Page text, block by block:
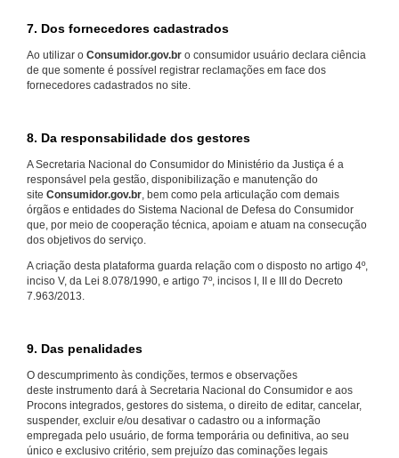
7. Dos fornecedores cadastrados
Ao utilizar o Consumidor.gov.br o consumidor usuário declara ciência
de que somente é possível registrar reclamações em face dos
fornecedores cadastrados no site.
8. Da responsabilidade dos gestores
A Secretaria Nacional do Consumidor do Ministério da Justiça é a
responsável pela gestão, disponibilização e manutenção do
site Consumidor.gov.br, bem como pela articulação com demais
órgãos e entidades do Sistema Nacional de Defesa do Consumidor
que, por meio de cooperação técnica, apoiam e atuam na consecução
dos objetivos do serviço.
A criação desta plataforma guarda relação com o disposto no artigo 4º,
inciso V, da Lei 8.078/1990, e artigo 7º, incisos I, II e III do Decreto
7.963/2013.
9. Das penalidades
O descumprimento às condições, termos e observações
deste instrumento dará à Secretaria Nacional do Consumidor e aos
Procons integrados, gestores do sistema, o direito de editar, cancelar,
suspender, excluir e/ou desativar o cadastro ou a informação
empregada pelo usuário, de forma temporária ou definitiva, ao seu
único e exclusivo critério, sem prejuízo das cominações legais